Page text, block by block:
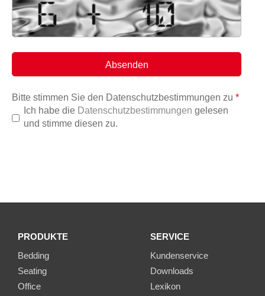
Bitte stimmen Sie den Datenschutzbestimmungen zu *
Ich habe die Datenschutzbestimmungen gelesen
und stimme diesen zu.
PRODUKTE
Bedding
Seating
Office
SERVICE
Kundenservice
Downloads
Lexikon